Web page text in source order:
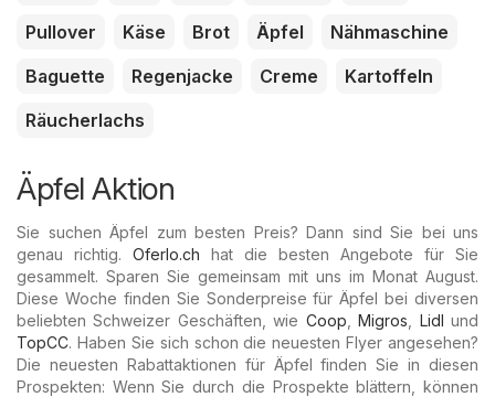
Pullover
Käse Brot Äpfel
Nähmaschine
Baguette
Regenjacke Creme
Kartoffeln
Räucherlachs
Äpfel Aktion
Sie suchen Äpfel zum besten Preis? Dann sind Sie bei uns
genau richtig. Oferlo.ch hat die besten Angebote für Sie
gesammelt. Sparen Sie gemeinsam mit uns im Monat August.
Diese Woche finden Sie Sonderpreise für Äpfel bei diversen
beliebten Schweizer Geschäften, wie Coop ,Migros Lidl und
TopCC. Haben Sie sich schon die neuesten Flyer angesehen?
Die neuesten Rabattaktionen für Äpfel finden Sie in diesen
Prospekten: Wenn Sie durch die Prospekte blättern, können